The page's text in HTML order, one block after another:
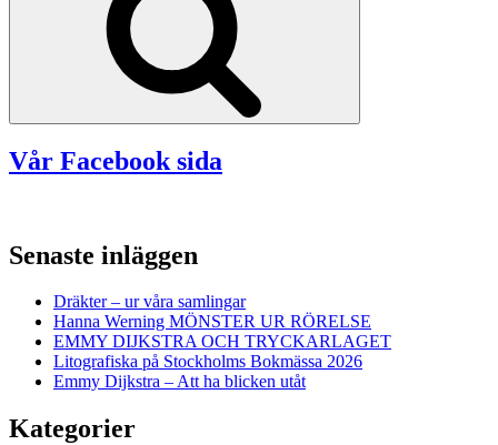
Vår Facebook sida
Senaste inläggen
Dräkter – ur våra samlingar
Hanna Werning MÖNSTER UR RÖRELSE
EMMY DIJKSTRA OCH TRYCKARLAGET
Litografiska på Stockholms Bokmässa 2026
Emmy Dijkstra – Att ha blicken utåt
Kategorier